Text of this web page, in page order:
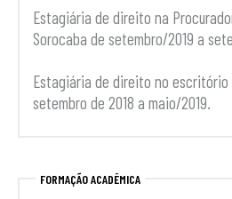
Estagiária de direito na
Sorocaba de setembro/2019 a
Estagiária de direito no escritório
setembro de 2018 a maio/2019.
FORMAÇÃO ACADÊMICA